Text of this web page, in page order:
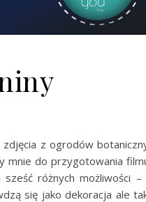
z ogrodów
mnie do przygotowania
różnych możliwości –
się jako dekoracja ale